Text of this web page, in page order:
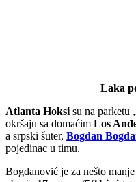
Laka
Atlanta Hoksi su na parketu
okršaju sa domaćim Los
a srpski šuter, Bogdan
pojedinac u timu.
Bogdanović je za nešto